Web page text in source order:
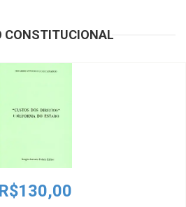
CONSTITUCIONAL
R$130,00